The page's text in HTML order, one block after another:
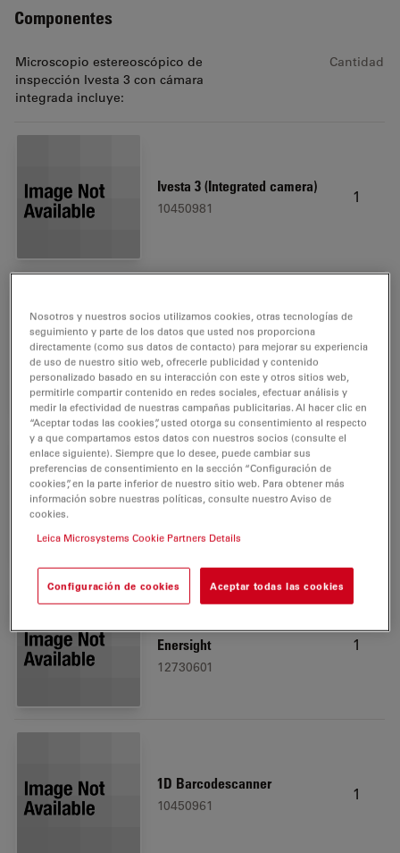
Componentes
Microscopio estereoscópico de
inspección Ivesta 3 con cámara
integrada incluye:
Cantidad
Ivesta 3 (Integrated camera)
10450981
1
Eyepiece 10x/23B, adj.,
eyeglasses
10447137
2
Footswitch for Enersight
12730602
Enersight
12730601
1
1D Barcodescanner
10450961
1
Nosotros y nuestros socios utilizamos cookies, otras tecnologías de
seguimiento y parte de los datos que usted nos proporciona
directamente (como sus datos de contacto) para mejorar su experiencia
de uso de nuestro sitio web, ofrecerle publicidad y contenido
personalizado basado en su interacción con este y otros sitios web,
permitirle compartir contenido en redes sociales, efectuar análisis y
medir la efectividad de nuestras campañas publicitarias. Al hacer clic en
“Aceptar todas las cookies”, usted otorga su consentimiento al respecto
y a que compartamos estos datos con nuestros socios (consulte el
enlace siguiente). Siempre que lo desee, puede cambiar sus
preferencias de consentimiento en la sección “Configuración de
cookies”, en la parte inferior de nuestro sitio web. Para obtener más
información sobre nuestras políticas, consulte nuestro Aviso de
cookies.
Leica Microsystems Cookie Partners Details
Configuración de cookies Aceptar todas las cookies